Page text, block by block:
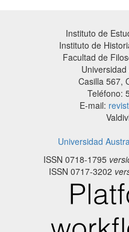
Instituto de
Instituto de
Facultad de
Casilla 567,
Teléfono:
E-mail:
Universidad
ISSN 0718-1795
ISSN 0717-3202